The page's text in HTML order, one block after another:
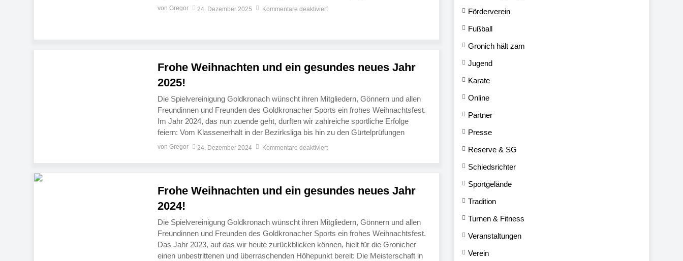
und Euren Familien ein gesegnetes Weihnachtsfest, gesunde Feiertage und alles
von Gregor 24. Dezember 2025 Kommentare deaktiviert
Frohe Weihnachten und ein gesundes neues Jahr
2025!
Die Spielvereinigung Goldkronach wünscht ihren Mitgliedern, Gönnern und allen
Freundinnen und Freunden des Goldkronacher Sports ein frohes Weihnachtsfest.
Im Jahr 2024, das nun zuende geht, durften wir zahlreiche sportliche Erfolge
feiern: Vom Klassenerhalt in der Bezirksliga bis hin zu den Gürtelprüfungen
unserer Karatekas oder dem ungebrochenen Zulauf beim Kinderturnen. Dies wäre
von Gregor 24. Dezember 2024 Kommentare deaktiviert
Frohe Weihnachten und ein gesundes neues Jahr
2024!
Die Spielvereinigung Goldkronach wünscht ihren Mitgliedern, Gönnern und allen
Freundinnen und Freunden des Goldkronacher Sports ein frohes Weihnachtsfest.
Das Jahr 2023, auf das wir heute zurückblicken können, hielt für die Gronicher
einen unbestrittenen und überraschenden Höhepunkt bereit: Die Meisterschaft in
Förderverein
Fußball
Gronich hält zam
Jugend
Karate
Online
Partner
Presse
Reserve & SG
Schiedsrichter
Sportgelände
Tradition
Turnen & Fitness
Veranstaltungen
Verein